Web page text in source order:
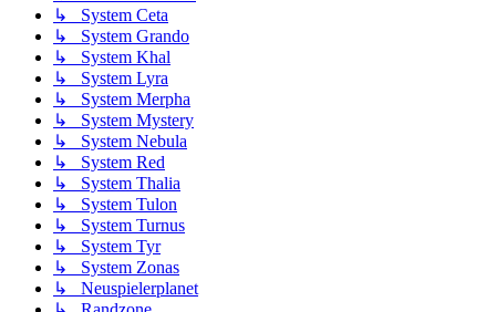
↳ System Ceta
↳ System Grando
↳ System Khal
↳ System Lyra
↳ System Merpha
↳ System Mystery
↳ System Nebula
↳ System Red
↳ System Thalia
↳ System Tulon
↳ System Turnus
↳ System Tyr
↳ System Zonas
↳ Neuspielerplanet